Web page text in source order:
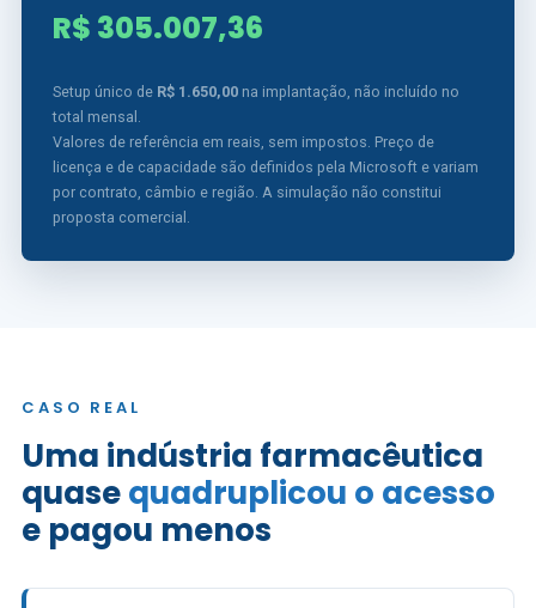
R$ 305.007,36
Setup único de R$ 1.650,00 na implantação, não incluído no
total mensal.
Valores de referência em reais, sem impostos. Preço de
licença e de capacidade são definidos pela Microsoft e variam
por contrato, câmbio e região. A simulação não constitui
proposta comercial.
CASO REAL
Uma indústria farmacêutica
quasequadruplicou o acesso
e pagou menos